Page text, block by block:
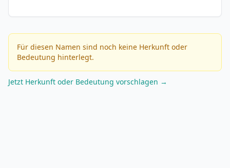
Für diesen Namen sind noch keine Herkunft oder
Bedeutung hinterlegt.
Jetzt Herkunft oder Bedeutung vorschlagen →